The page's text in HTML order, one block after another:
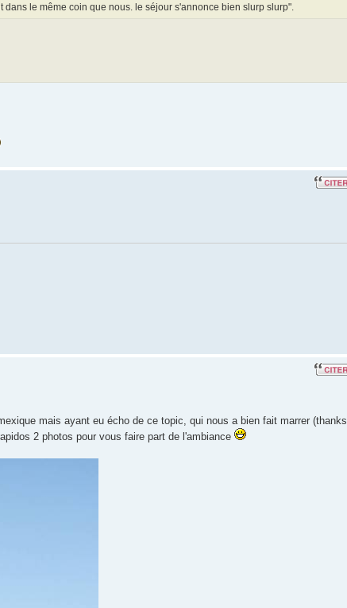
le même coin que nous. le séjour s'annonce bien slurp slurp".
mais ayant eu écho de ce topic, qui nous a bien fait marrer (thanks
2 photos pour vous faire part de l'ambiance